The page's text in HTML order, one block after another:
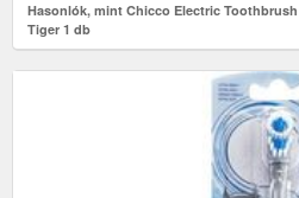
Hasonlók, mint Chicco Electric
Tiger 1 db